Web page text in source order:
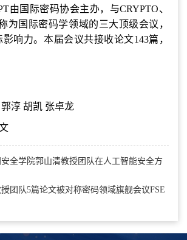
由国际密码协会主办，与CRYPTO、
为国际密码学领域的三大顶级会议，
响力。本届会议共接收论文143篇，
淳 胡凯 张卓龙
安全学院郭山清教授团队在人工智能安全方
团队5篇论文被对称密码领域旗舰会议FSE